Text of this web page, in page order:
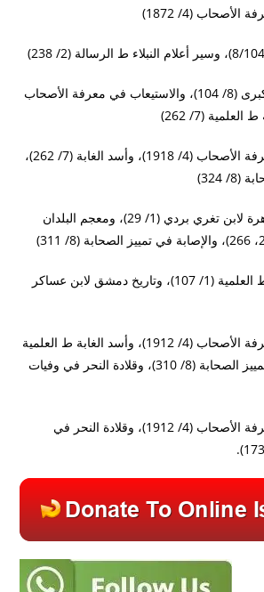
(4/ 1872)
انظر: الطبقات الكبرى (8/ 104)، والاستيعاب في معرفة الأصحاب
الاستيعاب في معرفة الأصحاب (4/ 1918)، وأسد الغابة (7/ 262)،
324)
انظر: النجوم الزاهرة لابن تغري بردي (1/ 29)، ومعجم البلدان
الطبقات الكبرى ط العلمية (1/ 107)، وتاريخ دمشق لابن عساكر
الاستيعاب في معرفة الأصحاب (4/ 1912)، وأسد الغابة ط العلمية
(7/ 253)، الإصابة في تمييز الصحابة (8/ 310)، وقلادة النحر في وفيات
الاستيعاب في معرفة الأصحاب (4/ 1912)، وقلادة النحر في